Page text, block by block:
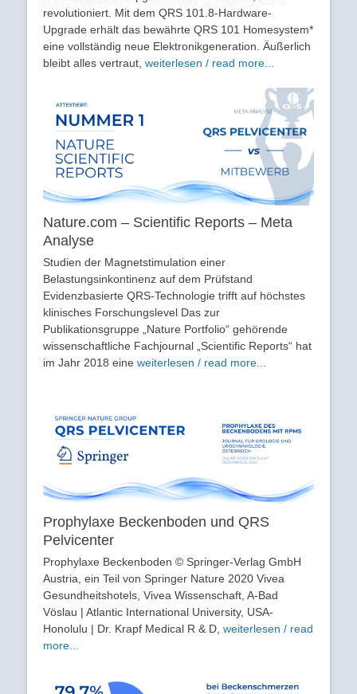
revolutioniert. Mit dem QRS 101.8-Hardware-
Upgrade erhält das bewährte QRS 101 Homesystem*
eine vollständig neue Elektronikgeneration. Äußerlich
bleibt alles vertraut, weiterlesen / read more...
Nature.com – Scientific Reports – Meta
Analyse
Studien der Magnetstimulation einer
Belastungsinkontinenz auf dem Prüfstand
Evidenzbasierte QRS-Technologie trifft auf höchstes
klinisches Forschungslevel Das zur
Publikationsgruppe „Nature Portfolio“ gehörende
wissenschaftliche Fachjournal „Scientific Reports“ hat
im Jahr 2018 eine weiterlesen / read more...
Prophylaxe Beckenboden und QRS
Pelvicenter
Prophylaxe Beckenboden © Springer-Verlag GmbH
Austria, ein Teil von Springer Nature 2020 Vivea
Gesundheitshotels, Vivea Wissenschaft, A-Bad
Vöslau | Atlantic International University, USA-
Honolulu | Dr. Krapf Medical R & D, weiterlesen / read
more...